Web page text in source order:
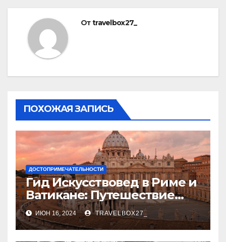
Отtravelbox27_
ПОХОЖАЯ ЗАПИСЬ
ДОСТОПРИМЕЧАТЕЛЬНОСТИ
Гид Искусствовед в Риме и
Ватикане: Путешествие
Сквозь Века Искусства
ИЮН 16, 2024 TRAVELBOX27_